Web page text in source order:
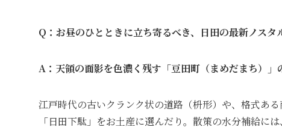
Q：お昼のひとときに立ち寄るべき、日田の最新ノスタ
A：天領の面影を色濃く残す「豆田町（まめだまち）」
江戸時代の古いクランク状の道路（枡形）や、格式あ
「日田下駄」をお土産に選んだり。散策の水分補給に